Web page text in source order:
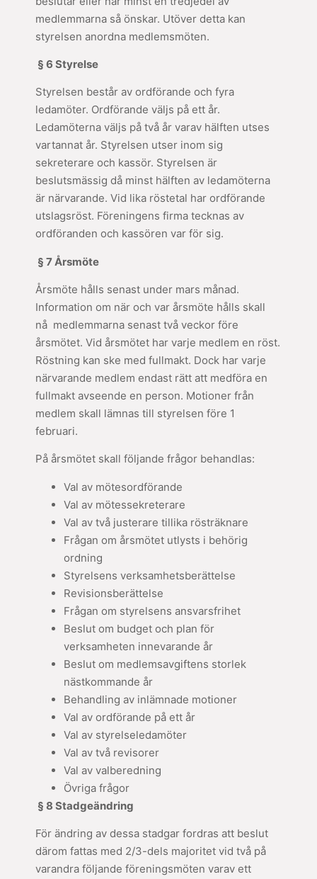
medlemmarna så önskar. Utöver detta kan
styrelsen anordna medlemsmöten.
§ 6 Styrelse
Styrelsen består av ordförande och fyra
ledamöter. Ordförande väljs på ett år.
Ledamöterna väljs på två år varav hälften utses
vartannat år. Styrelsen utser inom sig
sekreterare och kassör. Styrelsen är
beslutsmässig då minst hälften av ledamöterna
är närvarande. Vid lika röstetal har ordförande
utslagsröst. Föreningens firma tecknas av
ordföranden och kassören var för sig.
§ 7 Årsmöte
Årsmöte hålls senast under mars månad.
Information om när och var årsmöte hålls skall
nå medlemmarna senast två veckor före
årsmötet. Vid årsmötet har varje medlem en röst.
Röstning kan ske med fullmakt. Dock har varje
närvarande medlem endast rätt att medföra en
fullmakt avseende en person. Motioner från
medlem skall lämnas till styrelsen före 1
februari.
På årsmötet skall följande frågor behandlas:
Val av mötesordförande
Val av mötessekreterare
Val av två justerare tillika rösträknare
Frågan om årsmötet utlysts i behörig
ordning
Styrelsens verksamhetsberättelse
Revisionsberättelse
Frågan om styrelsens ansvarsfrihet
Beslut om budget och plan för
verksamheten innevarande år
Beslut om medlemsavgiftens storlek
nästkommande år
Behandling av inlämnade motioner
Val av ordförande på ett år
Val av styrelseledamöter
Val av två revisorer
Val av valberedning
Övriga frågor
§ 8 Stadgeändring
För ändring av dessa stadgar fordras att beslut
därom fattas med 2/3-dels majoritet vid två på
varandra följande föreningsmöten varav ett